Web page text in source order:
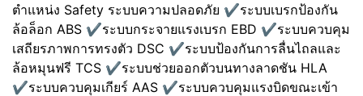
ตำแหน่ง Safety ระบบความปลอดภัย ✔️ระบบเบรกป้องกัน
ล้อล็อก ABS ✔️ระบบกระจายแรงเบรก EBD ✔️ระบบควบคุม
เสถียรภาพการทรงตัว DSC ✔️ระบบป้องกันการลื่นไถลและ
ล้อหมุนฟรี TCS ✔️ระบบช่วยออกตัวบนทางลาดชัน HLA
✔️ระบบควบคุมเกียร์ AAS ✔️ระบบควบคุมแรงบิดขณะเข้า